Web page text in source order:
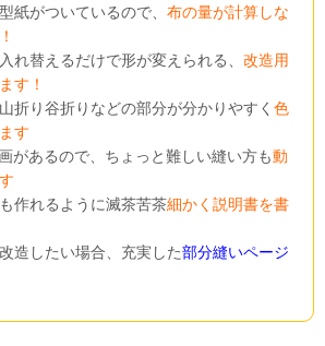
紙がついているので、布の量が計算しな
れ替えるだけで形が変えられる、改造用
す！
折り谷折りなどの部分が分かりやすく色
す
があるので、ちょっと難しい縫い方も動
作れるように滅茶苦茶細かく説明書を書
造したい場合、充実した部分縫いページ